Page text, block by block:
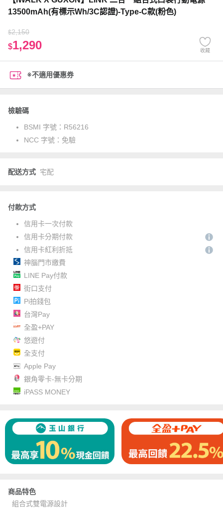
13500mAh(有標示Wh/3C認證)-Type-C款(粉色)
$2,150
$1,290 收藏
※不適用優惠券
檢驗碼
BSMI 字號： R56216
NCC 字號： 免驗
配送方式 宅配
付款方式
信用卡一次付款
信用卡分期付款
信用卡紅利折抵
神腦門市繳費
LINE Pay付款
街口支付
Pi拍錢包
台灣Pay
全盈+PAY
悠遊付
全支付
Apple Pay
銀角零卡-無卡分期
iPASS MONEY
商品特色
組合式雙電源設計